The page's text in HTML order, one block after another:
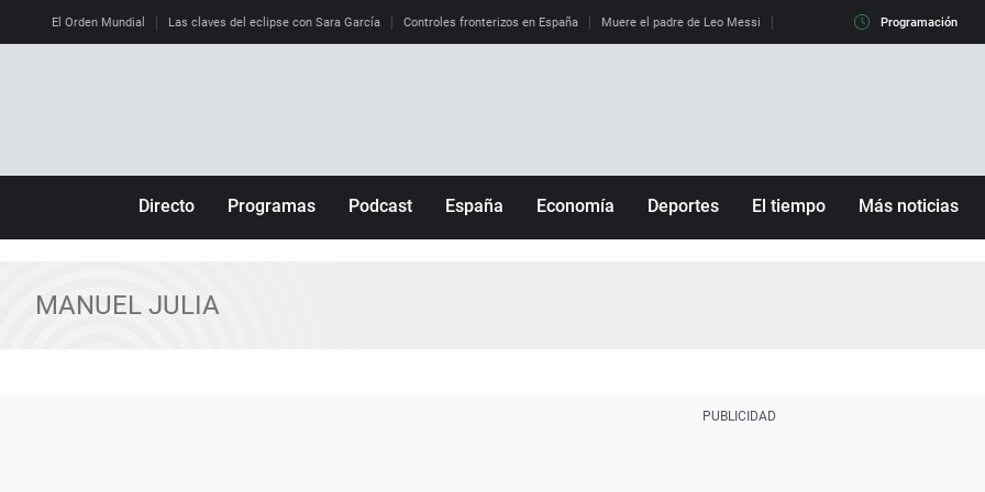
El Orden Mundial Las claves del eclipse con Sara García Controles fronterizos en España Muere el padre de Leo Messi La diferencia entre observar el
Programación
Directo Programas
Julia en la onda
Podcast España Economía Deportes El tiempo Más noticias
MANUEL JULIA